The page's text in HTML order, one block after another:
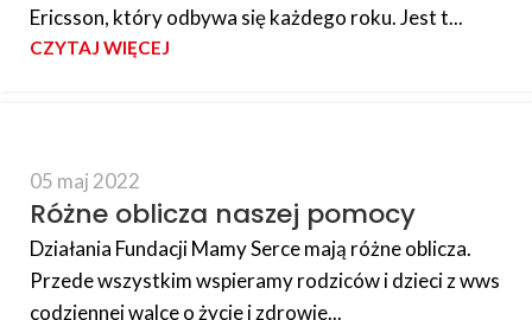
Ericsson, który odbywa się każdego roku. Jest t...
CZYTAJ WIĘCEJ
05 maj 2022
Różne oblicza naszej pomocy
Działania Fundacji Mamy Serce mają różne oblicza.
Przede wszystkim wspieramy rodziców i dzieci z wws
codziennej walce o życie i zdrowie...